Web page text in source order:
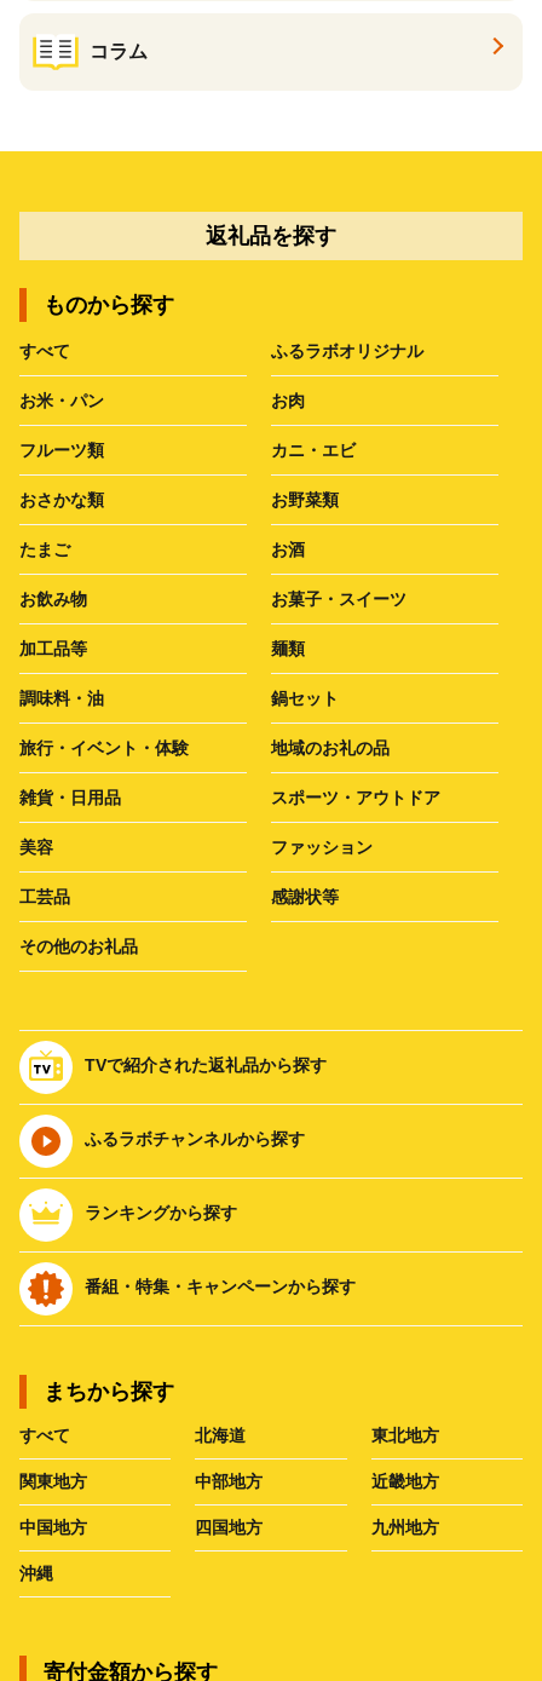
コラム
返礼品を探す
ものから探す
すべて ふるラボオリジナル
お米・パン お肉
フルーツ類 カニ・エビ
おさかな類 お野菜類
たまご お酒
お飲み物 お菓子・スイーツ
加工品等 麺類
調味料・油 鍋セット
旅行・イベント・体験 地域のお礼の品
雑貨・日用品 スポーツ・アウトドア
美容 ファッション
工芸品 感謝状等
その他のお礼品
TVで紹介された返礼品から探す
ふるラボチャンネルから探す
ランキングから探す
番組・特集・キャンペーンから探す
まちから探す
すべて 北海道 東北地方
関東地方 中部地方 近畿地方
中国地方 四国地方 九州地方
沖縄
寄付金額から探す